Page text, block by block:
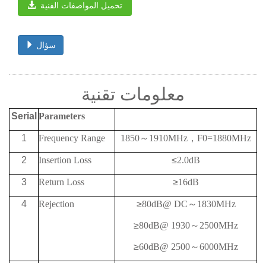
تحميل المواصفات الفنية
سؤال
معلومات تقنية
Serial Parameters
1 Frequency Range 1850～ 1910MHz ， F0=1880MHz
2 Insertion Loss ≤2.0dB
3 Return Loss ≥16dB
4 Rejection ≥80dB@ DC ～ 1830MHz
≥80dB@ 1930～ 2500MHz
≥60dB@ 2500～6000MHz